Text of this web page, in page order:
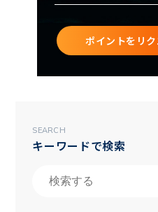
ポイントをリ
SEARCH
キーワードで検索